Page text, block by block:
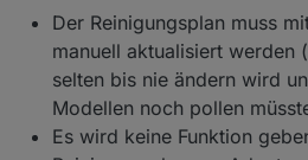
Systeme,
32-Bit Linux
wird
nahe
Canvas
ich aktuell
anderer
X2, T20 und T30
Informationen
Datenpunkte
Möglichkeit für
Bug reports und
Informationen
Nützliche Links:
Der Reinigungsplan muss
manuell aktualisiert werden
selten bis nie ändern wird
Modellen noch pollen
Es wird keine Funktion